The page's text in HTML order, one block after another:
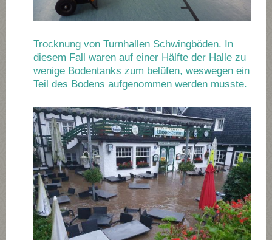
Trocknung von Turnhallen Schwingböden. In
diesem Fall waren auf einer Hälfte der Halle zu
wenige Bodentanks zum belüfen, weswegen ein
Teil des Bodens aufgenommen werden musste.